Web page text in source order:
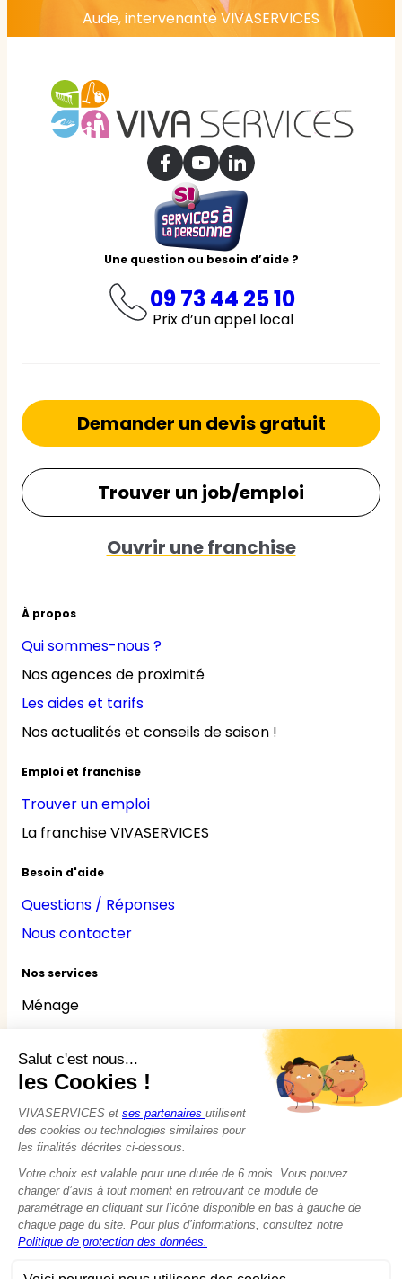
Aude, intervenante VIVASERVICES
Une question ou besoin d’aide ?
09 73 44 25 10
Prix d’un appel local
À propos
Qui sommes-nous ?
Nos agences de proximité
Les aides et tarifs
Nos actualités et conseils de saison !
Emploi et franchise
Trouver un emploi
La franchise VIVASERVICES
Besoin d'aide
Questions / Réponses
Nous contacter
Nos services
Ménage
Jardinage
Bricolage
Nounou
Seniors
Handicaps
Demander un devis gratuit
Trouver un job/emploi
Ouvrir une franchise
© 2015 - 2026VIVASERVICES
Modifier vos préférences en matière de cookies